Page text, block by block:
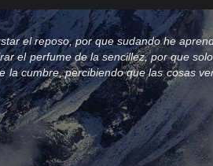
el reposo, por que sudando he
el perfume de la sencillez, por que
cumbre, percibiendo que las cosas